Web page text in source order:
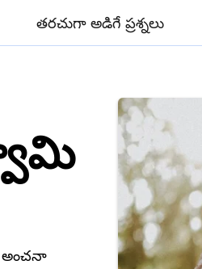
తరచుగా అడిగే ప్రశ్నలు